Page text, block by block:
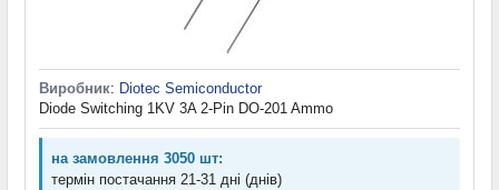
Виробник: Diotec Semiconductor
Diode Switching 1KV 3A 2-Pin DO-201 Ammo
на замовлення 3050 шт:
термін постачання 21-31 дні (днів)